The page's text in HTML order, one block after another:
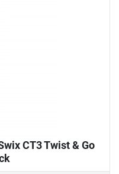
CT3 Twist & Go